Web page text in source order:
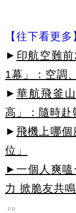
【往下看更多
► 印航空難
1幕」：空調
► 華航飛釜
高」：隨時赴
► 飛機上哪
位」
►一個人爽嗑
力 掀脆友共鳴
PR